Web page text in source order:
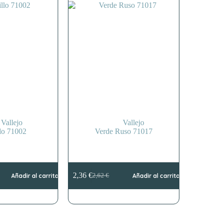
Vallejo
71002
Añadir al carrito
Vallejo
Verde Ruso 71017
2,62€
El
precio
era:
2,36€El
precio
es:
Añadir al carrito